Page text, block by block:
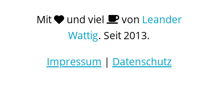
Mit und viel von Leander
Wattig. Seit 2013.
Impressum | Datenschutz